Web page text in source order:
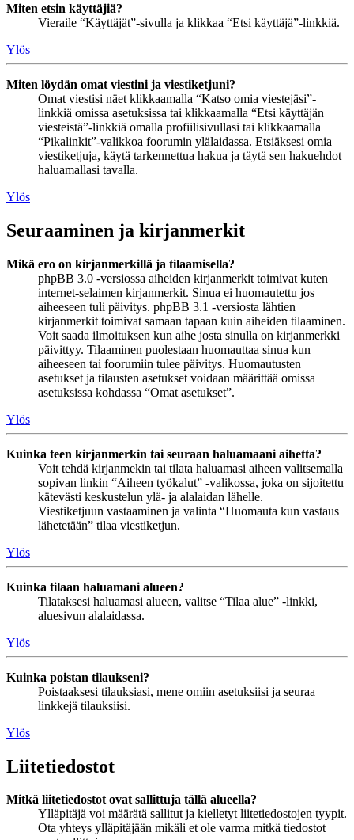
Miten etsin käyttäjiä?
Vieraile “Käyttäjät”-sivulla ja klikkaa “Etsi käyttäjä”-linkkiä.
Ylös
Miten löydän omat viestini ja viestiketjuni?
Omat viestisi näet klikkaamalla “Katso omia viestejäsi”-
linkkiä omissa asetuksissa tai klikkaamalla “Etsi käyttäjän
viesteistä”-linkkiä omalla profiilisivullasi tai klikkaamalla
“Pikalinkit”-valikkoa foorumin ylälaidassa. Etsiäksesi omia
viestiketjuja, käytä tarkennettua hakua ja täytä sen hakuehdot
haluamallasi tavalla.
Ylös
Seuraaminen ja kirjanmerkit
Mikä ero on kirjanmerkillä ja tilaamisella?
phpBB 3.0 -versiossa aiheiden kirjanmerkit toimivat kuten
internet-selaimen kirjanmerkit. Sinua ei huomautettu jos
aiheeseen tuli päivitys. phpBB 3.1 -versiosta lähtien
kirjanmerkit toimivat samaan tapaan kuin aiheiden tilaaminen.
Voit saada ilmoituksen kun aihe josta sinulla on kirjanmerkki
päivittyy. Tilaaminen puolestaan huomauttaa sinua kun
aiheeseen tai foorumiin tulee päivitys. Huomautusten
asetukset ja tilausten asetukset voidaan määrittää omissa
asetuksissa kohdassa “Omat asetukset”.
Ylös
Kuinka teen kirjanmerkin tai seuraan haluamaani aihetta?
Voit tehdä kirjanmekin tai tilata haluamasi aiheen valitsemalla
sopivan linkin “Aiheen työkalut” -valikossa, joka on sijoitettu
kätevästi keskustelun ylä- ja alalaidan lähelle.
Viestiketjuun vastaaminen ja valinta “Huomauta kun vastaus
lähetetään” tilaa viestiketjun.
Ylös
Kuinka tilaan haluamani alueen?
Tilataksesi haluamasi alueen, valitse “Tilaa alue” -linkki,
aluesivun alalaidassa.
Ylös
Kuinka poistan tilaukseni?
Poistaaksesi tilauksiasi, mene omiin asetuksiisi ja seuraa
linkkejä tilauksiisi.
Ylös
Liitetiedostot
Mitkä liitetiedostot ovat sallittuja tällä alueella?
Ylläpitäjä voi määrätä sallitut ja kielletyt liitetiedostojen tyypit.
Ota yhteys ylläpitäjään mikäli et ole varma mitkä tiedostot